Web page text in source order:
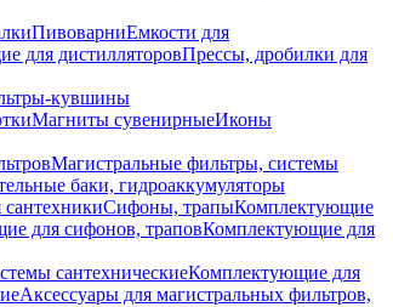
ПивоварниЕмкости для
для дистилляторовПрессы, дробилки для
кувшины
Магниты сувенирныеИконы
Магистральные фильтры, системы
баки, гидроаккумуляторы
Сифоны, трапыКомплектующие
для сифонов, траповКомплектующие для
сантехническиеКомплектующие для
Аксессуары для магистральных фильтров,